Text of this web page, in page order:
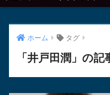
ホーム タグ
「井戸田潤」の記